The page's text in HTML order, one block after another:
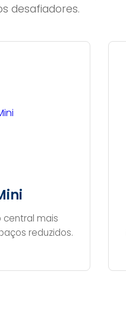
desafiadores.
mais
reduzidos.